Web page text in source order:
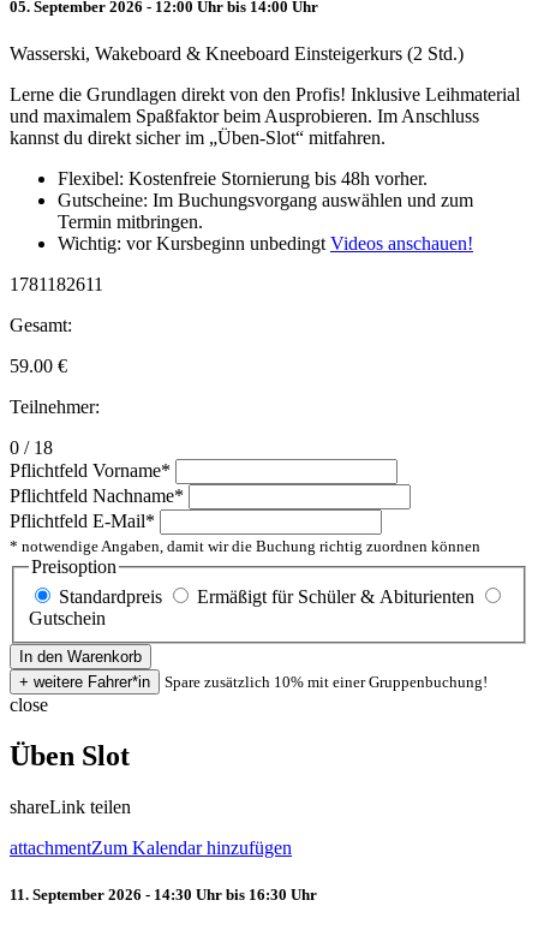
05. September 2026 - 12:00 Uhr bis 14:00 Uhr
Wasserski, Wakeboard & Kneeboard Einsteigerkurs (2 Std.)
Lerne die Grundlagen direkt von den Profis! Inklusive Leihmaterial
und maximalem Spaßfaktor beim Ausprobieren. Im Anschluss
kannst du direkt sicher im „Üben-Slot“ mitfahren.
Flexibel: Kostenfreie Stornierung bis 48h vorher.
Gutscheine: Im Buchungsvorgang auswählen und zum
Termin mitbringen.
Wichtig: vor Kursbeginn unbedingt Videos anschauen!
1781182611
Gesamt:
59.00 €
Teilnehmer:
0 / 18
Pflichtfeld Vorname*
Pflichtfeld Nachname*
Pflichtfeld E-Mail*
* notwendige Angaben, damit wir die Buchung richtig zuordnen können
Preisoption
Standardpreis
Ermäßigt für Schüler & Abiturienten
Gutschein
Spare zusätzlich 10% mit einer Gruppenbuchung!
close
Üben Slot
shareLink teilen
attachmentZum Kalendar hinzufügen
11. September 2026 - 14:30 Uhr bis 16:30 Uhr